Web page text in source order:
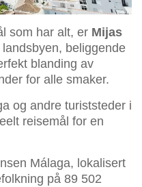
som har alt, er Mijas
beliggende
blanding av
for alle smaker.
og andre turiststeder i
reisemål for en
Málaga, lokalisert
på 89 502